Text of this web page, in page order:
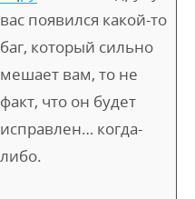
вас появился какой-то
баг, который сильно
мешает вам, то не
факт, что он будет
исправлен… когда-
либо.